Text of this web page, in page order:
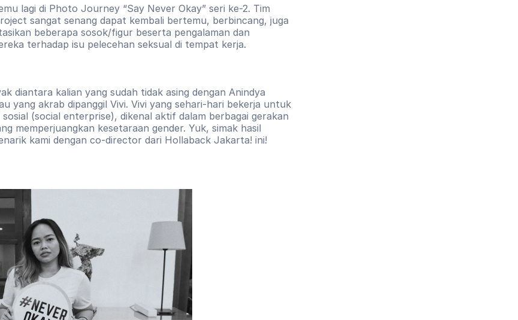
lagi di Photo Journey “Say Never Okay” seri ke-2. Tim
sangat senang dapat kembali bertemu, berbincang, juga
beberapa sosok/figur beserta pengalaman dan
terhadap isu pelecehan seksual di tempat kerja.
diantara kalian yang sudah tidak asing dengan Anindya
yang akrab dipanggil Vivi. Vivi yang sehari-hari bekerja untuk
(social enterprise), dikenal aktif dalam berbagai gerakan
memperjuangkan kesetaraan gender. Yuk, simak hasil
kami dengan co-director dari Hollaback Jakarta! ini!